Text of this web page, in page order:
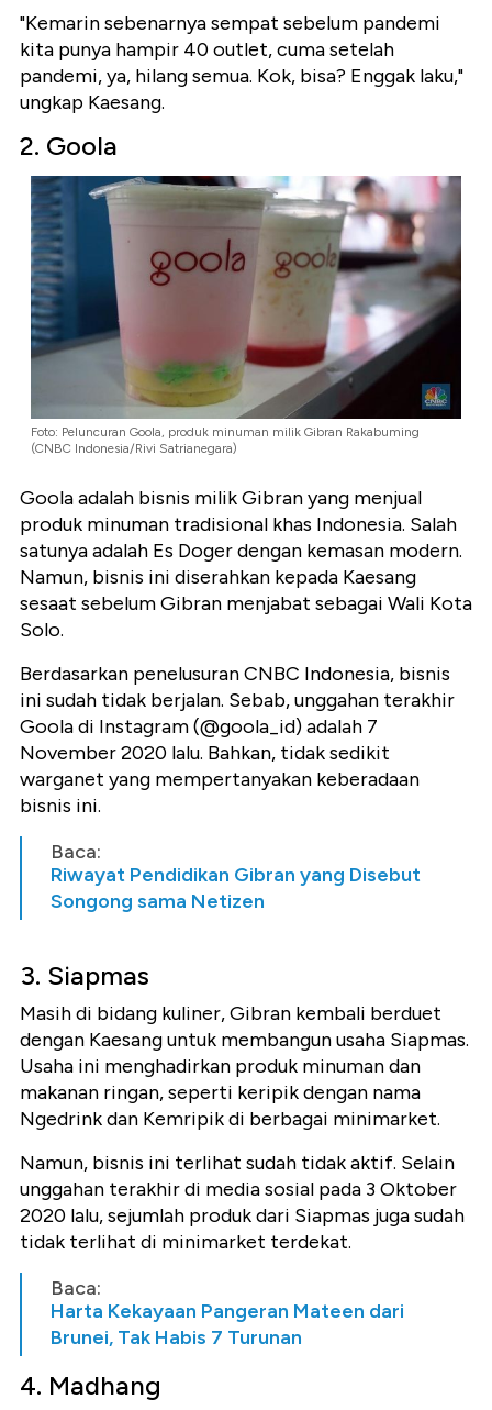
"Kemarin sebenarnya sempat sebelum pandemi
kita punya hampir 40 outlet, cuma setelah
pandemi, ya, hilang semua. Kok, bisa? Enggak laku,"
ungkap Kaesang.
2. Goola
Foto: Peluncuran Goola, produk minuman milik Gibran Rakabuming
(CNBC Indonesia/Rivi Satrianegara)
Goola adalah bisnis milik Gibran yang menjual
produk minuman tradisional khas Indonesia. Salah
satunya adalah Es Doger dengan kemasan modern.
Namun, bisnis ini diserahkan kepada Kaesang
sesaat sebelum Gibran menjabat sebagai Wali Kota
Solo.
Berdasarkan penelusuran CNBC Indonesia, bisnis
ini sudah tidak berjalan. Sebab, unggahan terakhir
Goola di Instagram (@goola_id) adalah 7
November 2020 lalu. Bahkan, tidak sedikit
warganet yang mempertanyakan keberadaan
bisnis ini.
Baca:
Riwayat Pendidikan Gibran yang Disebut
Songong sama Netizen
3. Siapmas
Masih di bidang kuliner, Gibran kembali berduet
dengan Kaesang untuk membangun usaha Siapmas.
Usaha ini menghadirkan produk minuman dan
makanan ringan, seperti keripik dengan nama
Ngedrink dan Kemripik di berbagai minimarket.
Namun, bisnis ini terlihat sudah tidak aktif. Selain
unggahan terakhir di media sosial pada 3 Oktober
2020 lalu, sejumlah produk dari Siapmas juga sudah
tidak terlihat di minimarket terdekat.
Baca:
Harta Kekayaan Pangeran Mateen dari
Brunei, Tak Habis 7 Turunan
4. Madhang